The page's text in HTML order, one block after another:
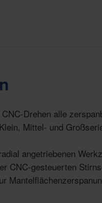
Drehen alle
Mittel- und
angetriebenen
CNC-gesteuerten